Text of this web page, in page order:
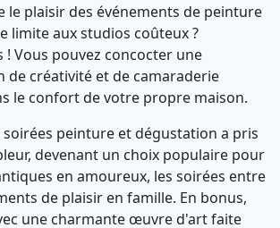
le plaisir des événements de peinture
limite aux studios coûteux ?
! Vous pouvez concocter une
de créativité et de camaraderie
le confort de votre propre maison.
soirées peinture et dégustation a pris
devenant un choix populaire pour
en amoureux, les soirées entre
de plaisir en famille. En bonus,
une charmante œuvre d'art faite